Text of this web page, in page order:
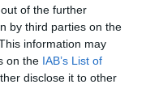
of the further
by third parties on the
information may
on the IAB’s List of
disclose it to other